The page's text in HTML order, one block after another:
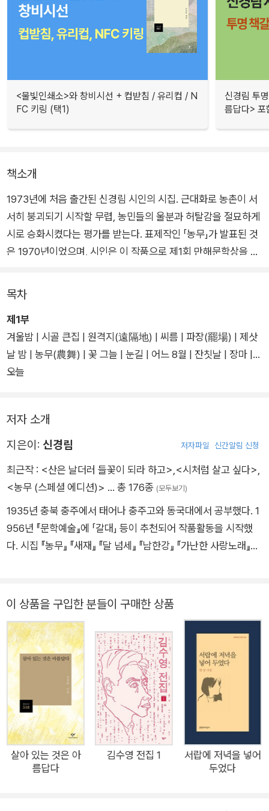
<물빛인쇄소>와 창비시선 + 컵받침 / 유리컵 / N
FC 키링 (택1)
신경림 투
름답다>
책소개
1973년에 처음 출간된 신경림 시인의 시집. 근대화로 농촌이 서
서히 붕괴되기 시작할 무렵, 농민들의 울분과 허탈감을 절묘하게
시로 승화시켰다는 평가를 받는다. 표제작인 「농무」가 발표된 것
은 1970년이었으며, 시인은 이 작품으로 제1회 만해문학상을 수
시만 존재하던 시단에 혁명적인 충격을 던져줬던 작품이다.
목차
제1부
겨울밤 | 시골 큰집 | 원격지(遠隔地) | 씨름 | 파장(罷場) | 제삿
날 밤 | 농무(農舞) | 꽃 그늘 | 눈길 | 어느 8월 | 잔칫날 | 장마 |
오늘
저자 소개
지은이: 신경림 저자파일 신간알림 신청
최근작 : <산은 날더러 들꽃이 되라 하고> <시처럼 살고 싶다>
<농무 (스페셜 에디션)> … 총 176종 (모두보기)
1935년 충북 충주에서 태어나 충주고와 동국대에서 공부했다. 1
956년 『문학예술』에 「갈대」 등이 추천되어 작품활동을 시작했
다. 시집 『농무』 『새재』 『달 넘세』 『남한강』 『가난한 사랑노래』
는 아무것도 모르면서』, 산문집 『민요기행』 『시인을 찾아서』(전2
학상, 시카 다상, 만해대상, 호암상 등을 수상했으며, 대한민국 예
술원 회원과 동국대 석좌교수를 역임했다. 2024년 타계했다.
이 상품을 구입한 분들이 구매한 상품
살아 있는 것은 아
름답다
김수영 전집 1
서랍에 저녁을 넣어
두었다